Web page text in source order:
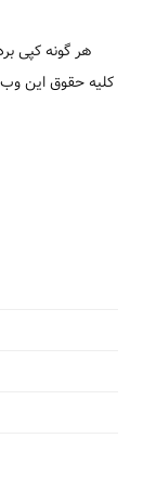
هر گونه کپی
کلیه حقوق این